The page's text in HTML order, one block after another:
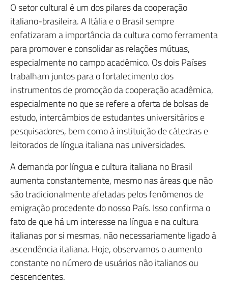
O setor cultural é um dos pilares da cooperação
italiano-brasileira. A Itália e o Brasil sempre
enfatizaram a importância da cultura como ferramenta
para promover e consolidar as relações mútuas,
especialmente no campo acadêmico. Os dois Países
trabalham juntos para o fortalecimento dos
instrumentos de promoção da cooperação acadêmica,
especialmente no que se refere a oferta de bolsas de
estudo, intercâmbios de estudantes universitários e
pesquisadores, bem como à instituição de cátedras e
leitorados de língua italiana nas universidades.
A demanda por língua e cultura italiana no Brasil
aumenta constantemente, mesmo nas áreas que não
são tradicionalmente afetadas pelos fenômenos de
emigração procedente do nosso País. Isso confirma o
fato de que há um interesse na língua e na cultura
italianas por si mesmas, não necessariamente ligado à
ascendência italiana. Hoje, observamos o aumento
constante no número de usuários não italianos ou
descendentes.